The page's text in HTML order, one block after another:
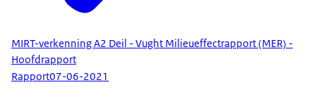
MIRT-verkenning A2 Deil - Vught Milieueffectrapport (MER) -
Hoofdrapport
Rapport07-06-2021